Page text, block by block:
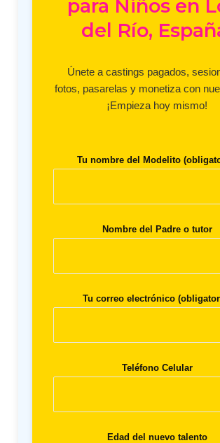
para Niños en
del Río,
Únete a castings pagados,
fotos, pasarelas y monetiza con
¡Empieza hoy mismo!
Tu nombre del Modelito
Nombre del Padre o tutor
Tu correo electrónico
Teléfono Celular
Edad del nuevo talento